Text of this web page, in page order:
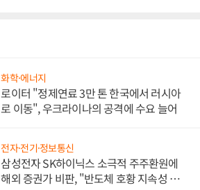
화학·에너지
로이터 "정제연료 3만 톤 한국에서 러시아
로 이동", 우크라이나의 공격에 수요 늘어
전자·전기·정보통신
삼성전자 SK하이닉스 소극적 주주환원에
해외 증권가 비판, "반도체 호황 지속성 의